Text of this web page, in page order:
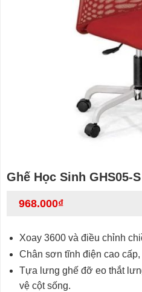
Ghế Học Sinh GHS05-S
968.000₫
Xoay 3600 và điều chỉnh
Chân sơn tĩnh điện cao
Tựa lưng ghế đỡ eo thắt
vệ cột sống.